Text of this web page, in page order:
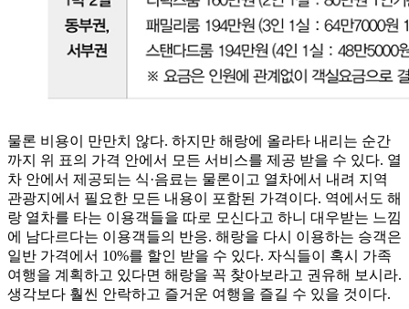
물론 비용이 만만치 않다. 하지만 해랑에 올라타 내리는 순간
까지 위 표의 가격 안에서 모든 서비스를 제공 받을 수 있다. 열
차 안에서 제공되는 식·음료는 물론이고 열차에서 내려 지역
관광지에서 필요한 모든 내용이 포함된 가격이다. 역에서도 해
랑 열차를 타는 이용객들을 따로 모신다고 하니 대우받는 느낌
에 남다르다는 이용객들의 반응. 해랑을 다시 이용하는 승객은
일반 가격에서 10%를 할인 받을 수 있다. 자식들이 혹시 가족
여행을 계획하고 있다면 해랑을 꼭 찾아보라고 권유해 보시라.
생각보다 훨씬 안락하고 즐거운 여행을 즐길 수 있을 것이다.